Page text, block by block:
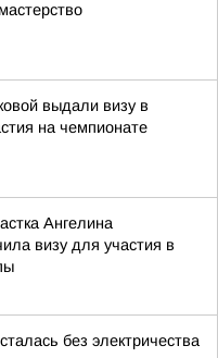
выдали визу в
на чемпионате
Ангелина
визу для участия в
без электричества